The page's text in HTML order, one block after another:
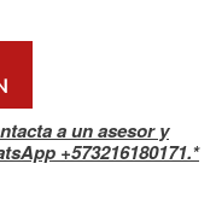
a un asesor y
+573216180171.*